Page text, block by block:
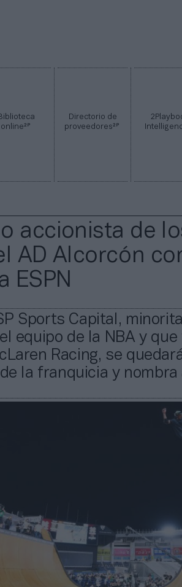
online2P
Directorio de
proveedores2P
accionista de
AD Alcorcón
ESPN
Sports Capital,
equipo de la NBA y
Racing, se
la franquicia y nombra